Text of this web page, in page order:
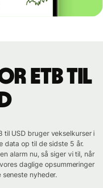
ETB til
til USD bruger vekselkurser i
data op til de sidste 5 år.
alarm nu, så siger vi til, når
daglige opsummeringer
nyheder.